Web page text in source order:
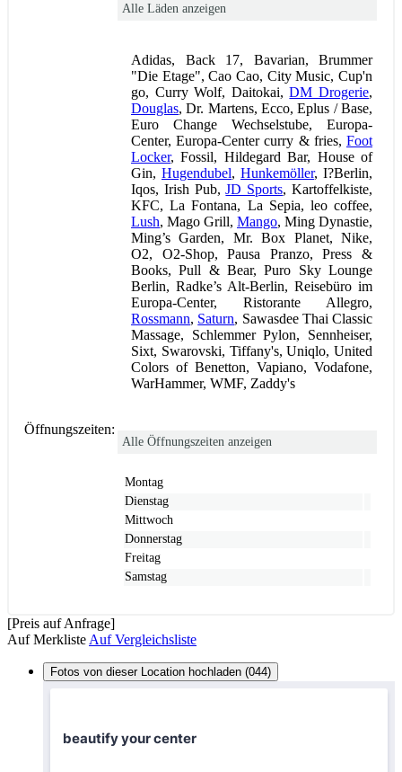
Alle Läden anzeigen
Adidas, Back 17, Bavarian, Brummer
"Die Etage", Cao Cao, City Music, Cup'n
go, Curry Wolf, Daitokai,DM Drogerie,
Douglas, Dr. Martens, Ecco, Eplus / Base,
Euro Change Wechselstube, Europa-
Center, Europa-Center curry & fries, Foot
Locker, Fossil, Hildegard Bar, House of
Gin, Hugendubel, Hunkemöller, I?Berlin,
Iqos, Irish Pub,JD Sports, Kartoffelkiste,
KFC, La Fontana, La Sepia, leo coffee,
Lush, Mago Grill, Mango, Ming Dynastie,
Ming’s Garden, Mr. Box Planet, Nike,
O2, O2-Shop, Pausa Pranzo, Press &
Books, Pull & Bear, Puro Sky Lounge
Berlin, Radke’s Alt-Berlin, Reisebüro im
Europa-Center, Ristorante Allegro,
Rossmann, Saturn, Sawasdee Thai Classic
Massage, Schlemmer Pylon, Sennheiser,
Sixt, Swarovski, Tiffany's, Uniqlo, United
Colors of Benetton, Vapiano, Vodafone,
WarHammer, WMF, Zaddy's
Öffnungszeiten:
Alle Öffnungszeiten anzeigen
Montag
Dienstag
Mittwoch
Donnerstag
Freitag
Samstag
[Preis auf Anfrage]
Auf Merkliste Auf Vergleichsliste
Fotos von dieser Location hochladen (044)